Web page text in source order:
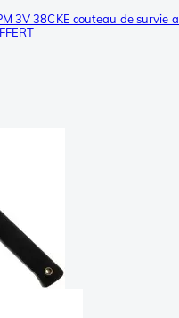
3V 38CKE couteau de survie